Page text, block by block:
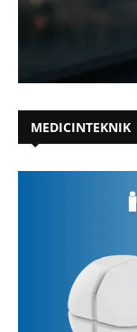
MEDICINTEKNIK